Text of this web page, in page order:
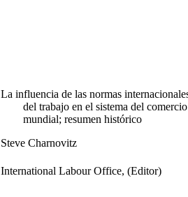
La influencia de las normas
del trabajo en el sistema del comercio
mundial; resumen histórico
Steve Charnovitz
International Labour Office, (Editor)